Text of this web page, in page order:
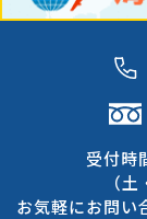
受付
（
お気軽にお問い